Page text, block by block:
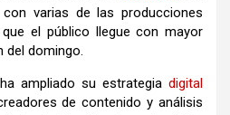
varias de las producciones
el público llegue con mayor
domingo.
ampliado su estrategia digital
de contenido y análisis